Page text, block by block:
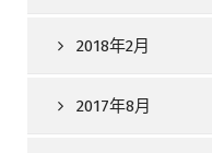
2018年2月
2017年8月